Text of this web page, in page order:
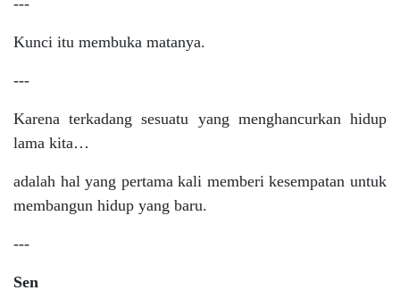
---
Kunci itu membuka matanya.
---
Karena terkadang sesuatu yang menghancurkan hidup
lama kita…
adalah hal yang pertama kali memberi kesempatan untuk
membangun hidup yang baru.
---
Sen